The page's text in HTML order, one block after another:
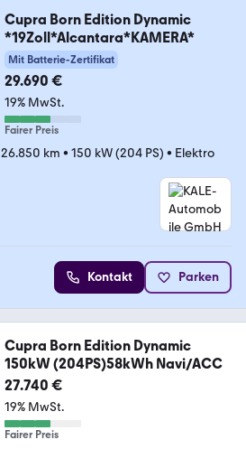
Cupra Born Edition Dynamic
*19Zoll*Alcantara*KAMERA*
Mit Batterie-Zertifikat
29.690 €
19% MwSt.
Fairer Preis
26.850 km • 150 kW (204 PS) • Elektro
Kontakt Parken
Cupra Born Edition Dynamic
150kW (204PS)58kWh Navi/ACC
27.740 €
19% MwSt.
Fairer Preis